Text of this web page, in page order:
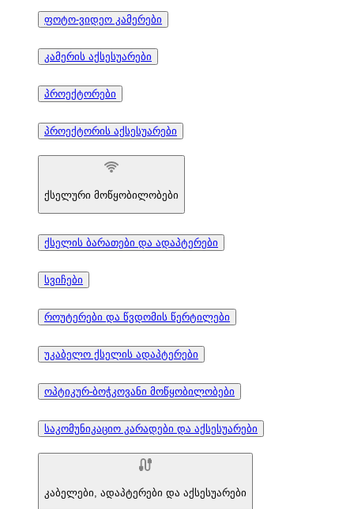
ფოტო-ვიდეო კამერები
კამერის აქსესუარები
პროექტორები
პროექტორის აქსესუარები
ქსელური მოწყობილობები
ქსელის ბარათები და ადაპტერები
სვიჩები
როუტერები და წვდომის წერტილები
უკაბელო ქსელის ადაპტერები
ოპტიკურ-ბოჭკოვანი მოწყობილობები
საკომუნიკაციო კარადები და აქსესუარები
კაბელები, ადაპტერები და აქსესუარები